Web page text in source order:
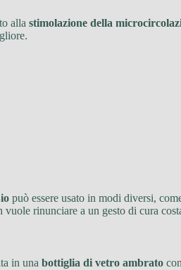
alla stimolazione della
può essere usato in modi diversi,
rinunciare a un gesto di cura
in una bottiglia di vetro ambrato